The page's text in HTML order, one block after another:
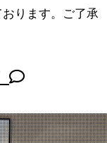
ります。ご了承